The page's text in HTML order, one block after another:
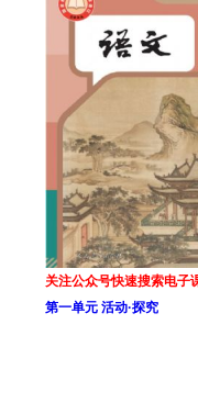
关注公众号快速搜索电子
第一单元 活动·探究